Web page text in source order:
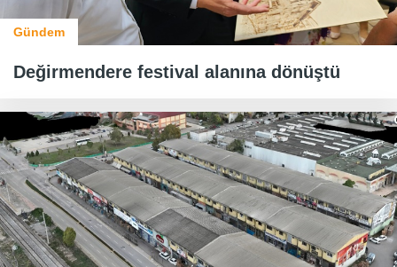
Gündem
Değirmendere festival alanına dönüştü